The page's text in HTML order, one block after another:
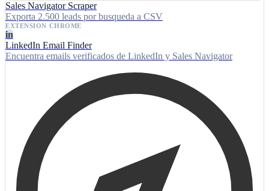
Sales Navigator Scraper
Exporta 2.500 leads por busqueda a CSV
EXTENSION CHROME
in
LinkedIn Email Finder
Encuentra emails verificados de LinkedIn y Sales Navigator